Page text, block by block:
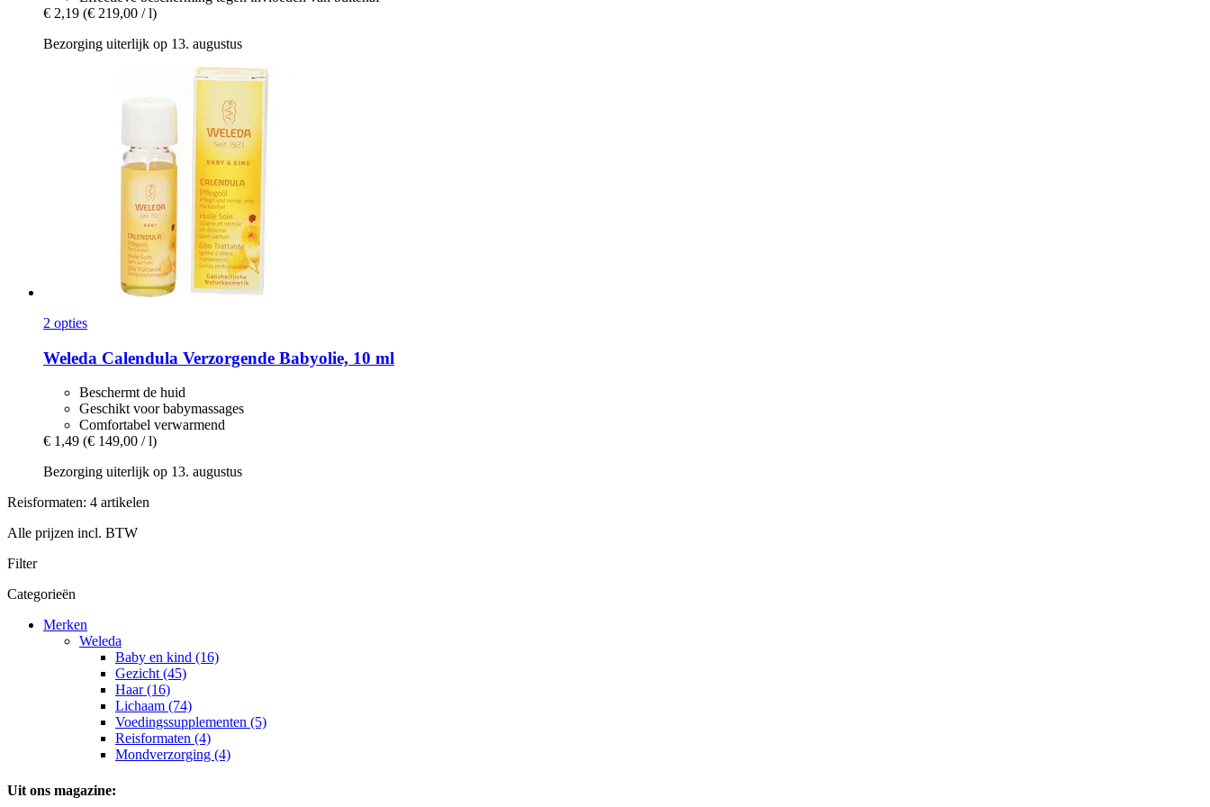
€ 2,19 (€ 219,00 / l)
Bezorging uiterlijk op 13. augustus
2 opties
Weleda Calendula Verzorgende Babyolie, 10 ml
Beschermt de huid
Geschikt voor babymassages
Comfortabel verwarmend
€ 1,49 (€ 149,00 / l)
Bezorging uiterlijk op 13. augustus
Reisformaten: 4 artikelen
Alle prijzen incl. BTW
Filter
Categorieën
Merken
Weleda
Baby en kind (16)
Gezicht (45)
Haar (16)
Lichaam (74)
Voedingssupplementen (5)
Reisformaten (4)
Mondverzorging (4)
Uit ons magazine: